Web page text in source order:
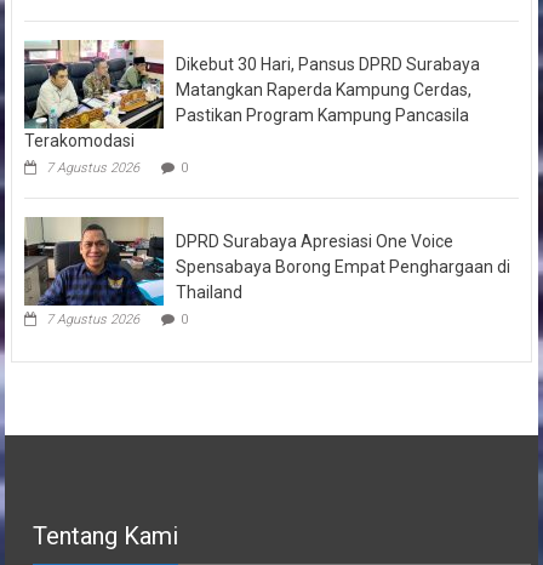
Dikebut 30 Hari, Pansus DPRD Surabaya
Matangkan Raperda Kampung Cerdas,
Pastikan Program Kampung Pancasila
Terakomodasi
7 Agustus 2026 0
DPRD Surabaya Apresiasi One Voice
Spensabaya Borong Empat Penghargaan di
Thailand
7 Agustus 2026 0
Tentang Kami